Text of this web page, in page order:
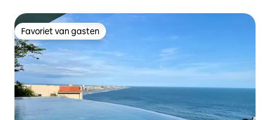
Favoriet van gasten
Favoriet van gasten